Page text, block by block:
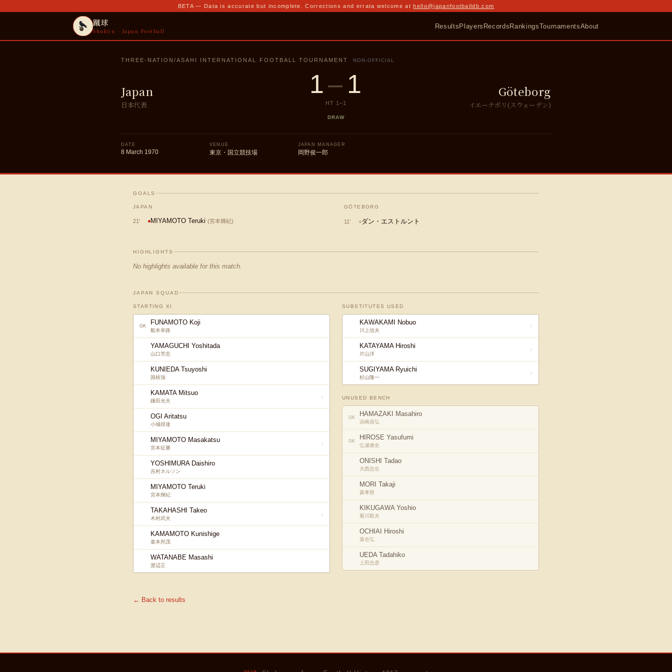
BETA — Data is accurate but incomplete. Corrections and errata welcome at hello@japanfootballdb.com
蹴球
Shukyu · Japan Football
ResultsPlayers RecordsRankingsTournamentsAbout
THREE-NATION/ASAHI INTERNATIONAL FOOTBALL TOURNAMENT NON-OFFICIAL
Japan
日本代表
1– 1
HT 1 –1
DRAW
Göteborg
イエーテボリ(スウェーデン)
DATE
8 March 1970
VENUE
東京・国立競技場
JAPAN MANAGER
岡野俊一郎
GOALS
JAPAN
21' MIYAMOTO Teruki (宮本輝紀)
GÖTEBORG
11' ダン・エストルント
HIGHLIGHTS
No highlights available for this match.
JAPAN SQUAD
STARTING XI
GK FUNAMOTO Koji
船本幸路
YAMAGUCHI Yoshitada
山口芳忠
KUNIEDA Tsuyoshi
国枝強
KAMATA Mitsuo
鎌田光夫
↓
OGI Aritatsu
小城得達
MIYAMOTO Masakatsu
宮本征勝
↓
YOSHIMURA Daishiro
吉村ネルソン
MIYAMOTO Teruki
宮本輝紀
TAKAHASHI Takeo
木村武夫
↓
KAMAMOTO Kunishige
釜本邦茂
WATANABE Masashi
渡辺正
SUBSTITUTES USED
KAWAKAMI Nobuo
川上信夫
↑
KATAYAMA Hiroshi
片山洋
↑
SUGIYAMA Ryuichi
杉山隆一
↑
UNUSED BENCH
GK HAMAZAKI Masahiro
浜崎昌弘
GK HIROSE Yasufumi
弘瀬康史
ONISHI Tadao
大西忠生
MORI Takaji
森孝慈
KIKUGAWA Yoshio
菊川凱夫
OCHIAI Hiroshi
落合弘
UEDA Tadahiko
上田忠彦
← Back to results